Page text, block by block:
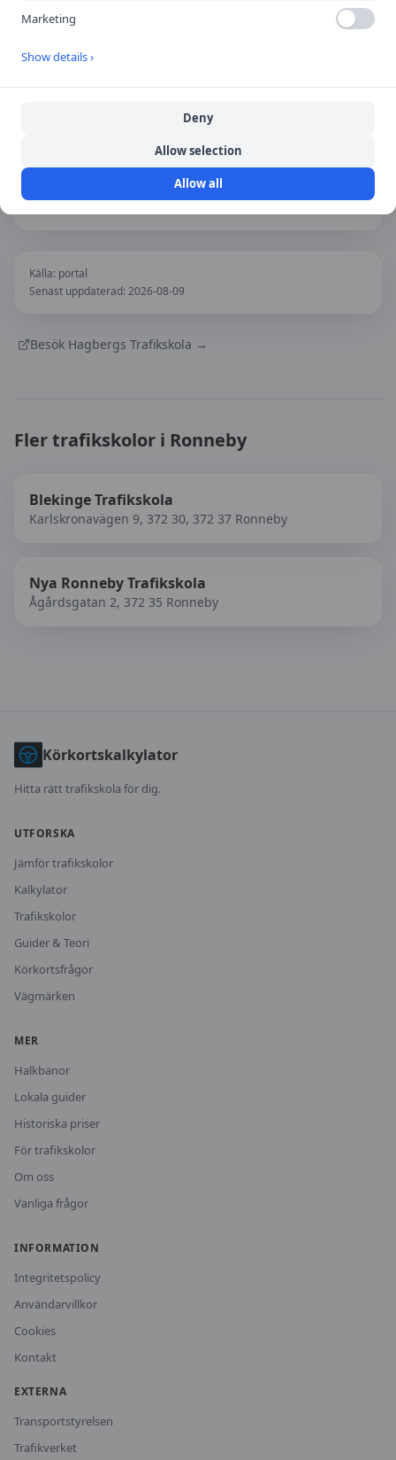
Öppna i Google Maps
Källa: portal
Senast uppdaterad: 2026-08-09
Besök Hagbergs Trafikskola →
Fler trafikskolor i Ronneby
Blekinge Trafikskola
Karlskronavägen 9, 372 30, 372 37 Ronneby
Nya Ronneby Trafikskola
Ågårdsgatan 2, 372 35 Ronneby
Körkortskalkylator
Hitta rätt trafikskola för dig.
UTFORSKA
Jämför trafikskolor
Kalkylator
Trafikskolor
Guider & Teori
Körkortsfrågor
Vägmärken
MER
Halkbanor
Lokala guider
Historiska priser
För trafikskolor
Om oss
Vanliga frågor
INFORMATION
Integritetspolicy
Användarvillkor
Cookies
Kontakt
EXTERNA
Transportstyrelsen
Trafikverket
Marketing
Show details ›
Deny
Allow selection
Allow all